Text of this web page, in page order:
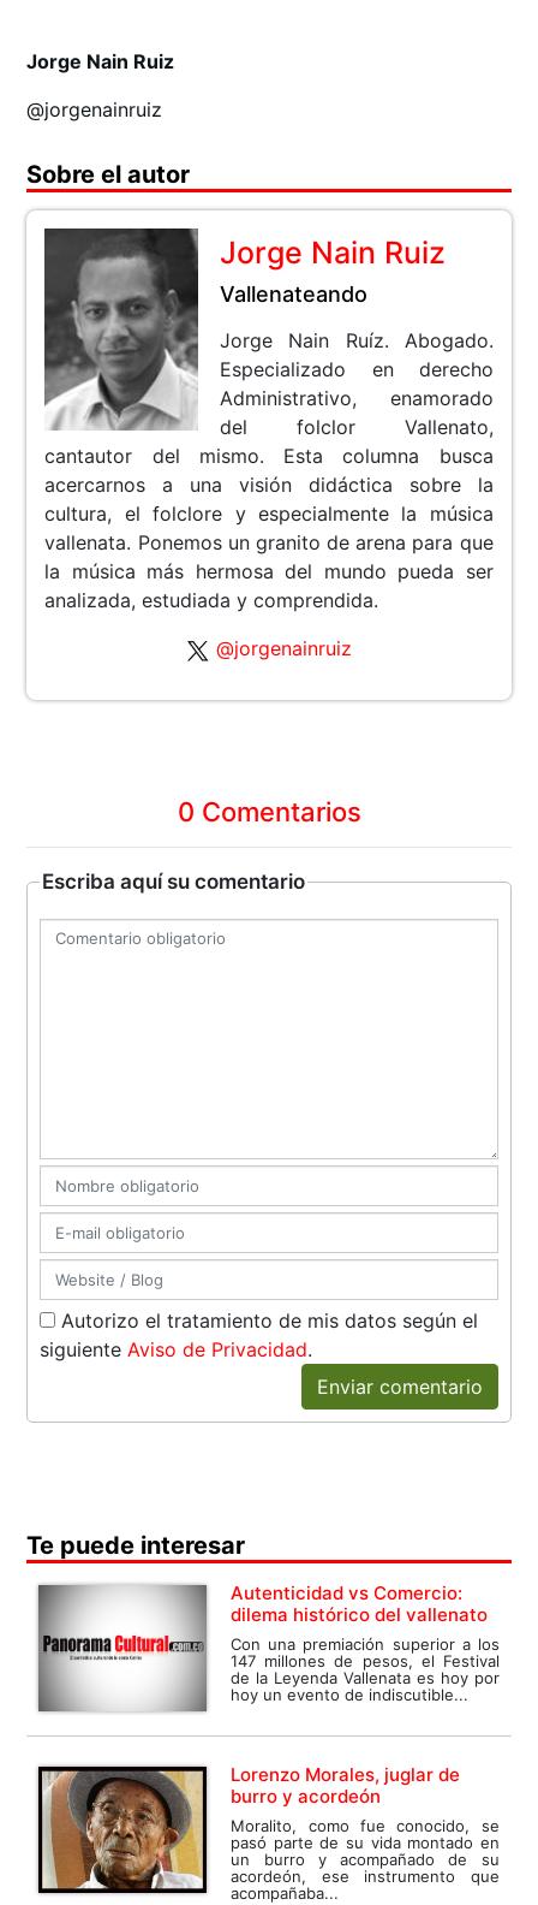
Jorge Nain Ruiz
@jorgenainruiz
Sobre el autor
Jorge Nain Ruiz
Vallenateando
Jorge Nain Ruíz. Abogado.
Especializado en derecho
Administrativo, enamorado
del folclor Vallenato,
cantautor del mismo. Esta columna busca
acercarnos a una visión didáctica sobre la
cultura, el folclore y especialmente la música
vallenata. Ponemos un granito de arena para que
la música más hermosa del mundo pueda ser
analizada, estudiada y comprendida.
@jorgenainruiz
0 Comentarios
Escriba aquí su comentario
Autorizo el tratamiento de mis datos según el
siguienteAviso de Privacidad.
Enviar comentario
Te puede interesar
Autenticidad vs Comercio:
dilema histórico del vallenato
Con una premiación superior a los
147 millones de pesos, el Festival
de la Leyenda Vallenata es hoy por
hoy un evento de indiscutible...
Lorenzo Morales, juglar de
burro y acordeón
Moralito, como fue conocido, se
pasó parte de su vida montado en
un burro y acompañado de su
acordeón, ese instrumento que
acompañaba...